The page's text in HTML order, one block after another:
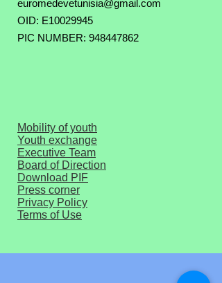
euromedevetunisia@gmail.com
OID: E10029945
PIC NUMBER: 948447862
Mobility of youth
Youth exchange
Executive Team
Board of Direction
Download PIF
Press corner
Privacy Policy
Terms of Use